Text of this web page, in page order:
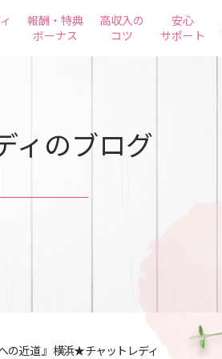
報酬・特典
ボーナス
高収入の
コツ
安心
サポート
ィのブログ
の近道 』横浜★チャットレディ